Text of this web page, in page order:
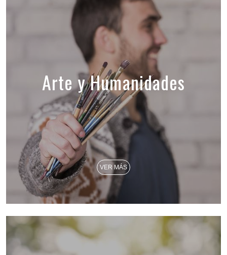
Arte y Humanidades
VER MÁS